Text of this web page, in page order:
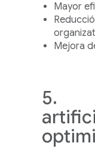
Mayor
Mejora
5.